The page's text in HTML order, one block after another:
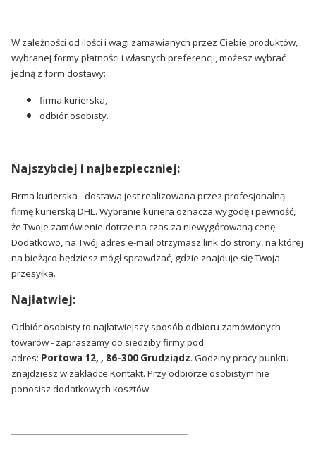
W zależności od ilości i wagi zamawianych przez Ciebie produktów,
wybranej formy płatności i własnych preferencji, możesz wybrać
jedną z form dostawy:
firma kurierska,
odbiór osobisty.
Najszybciej i najbezpieczniej:
Firma kurierska - dostawa jest realizowana przez profesjonalną
firmę kurierską DHL. Wybranie kuriera oznacza wygodę i pewność,
że Twoje zamówienie dotrze na czas za niewygórowaną cenę.
Dodatkowo, na Twój adres e-mail otrzymasz link do strony, na której
na bieżąco będziesz mógł sprawdzać, gdzie znajduje się Twoja
przesyłka.
Najłatwiej:
Odbiór osobisty ­to najłatwiejszy sposób odbioru zamówionych
towarów - zapraszamy do siedziby firmy pod
adres: Portowa 12, , 86-300 Grudziądz. Godziny pracy punktu
znajdziesz w zakładce Kontakt. Przy odbiorze osobistym nie
ponosisz dodatkowych kosztów.